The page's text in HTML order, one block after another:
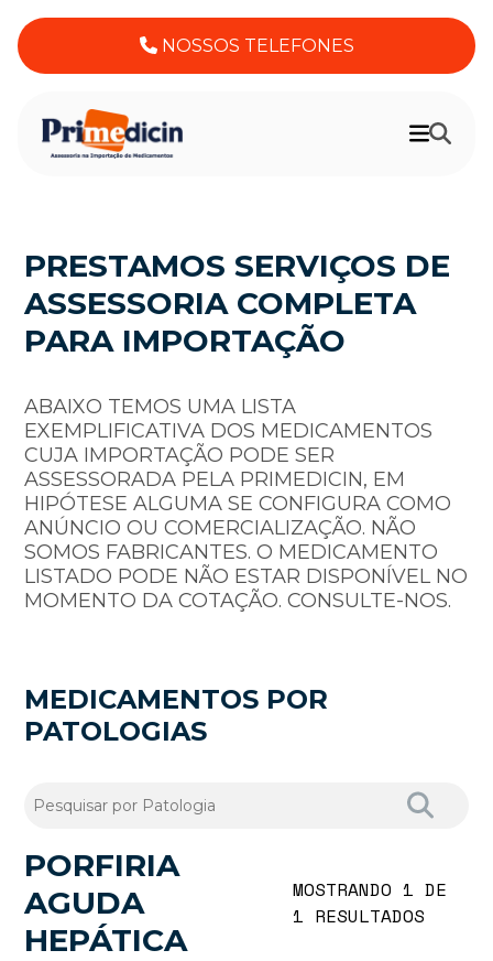
NOSSOS TELEFONES
PRESTAMOS SERVIÇOS DE
ASSESSORIA COMPLETA
PARA IMPORTAÇÃO
ABAIXO TEMOS UMA LISTA
EXEMPLIFICATIVA DOS MEDICAMENTOS
CUJA IMPORTAÇÃO PODE SER
ASSESSORADA PELA PRIMEDICIN, EM
HIPÓTESE ALGUMA SE CONFIGURA COMO
ANÚNCIO OU COMERCIALIZAÇÃO. NÃO
SOMOS FABRICANTES. O MEDICAMENTO
LISTADO PODE NÃO ESTAR DISPONÍVEL NO
MOMENTO DA COTAÇÃO. CONSULTE-NOS.
MEDICAMENTOS POR
PATOLOGIAS
PORFIRIA
AGUDA
HEPÁTICA
MOSTRANDO 1 DE
1 RESULTADOS